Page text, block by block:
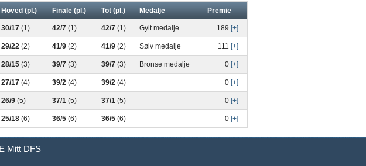
Hoved (pl.) Finale (pl.) Tot (pl.) Medalje Premie
30/17 (1) 42/7 (1) 42/7 (1) Gylt medalje 189 [+]
29/22 (2) 41/9 (2) 41/9 (2) Sølv medalje 111 [+]
28/15 (3) 39/7 (3) 39/7 (3) Bronse medalje 0 [+]
27/17 (4) 39/2 (4) 39/2 (4) 0 [+]
26/9 (5) 37/1 (5) 37/1 (5) 0 [+]
25/18 (6) 36/5 (6) 36/5 (6) 0 [+]
Mitt DFS